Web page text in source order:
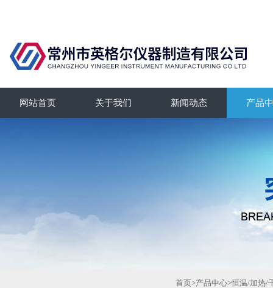
网站首页 关于我们 新闻动态 产品
首页>产品中心>恒温/加热/